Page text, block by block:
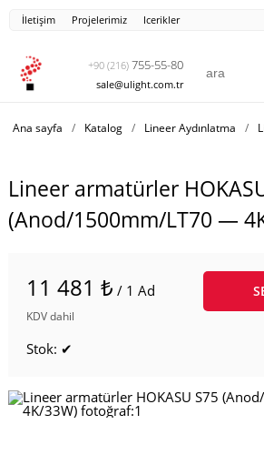
İletişim Projelerimiz Icerikler
+90 (216) 755-55-80
sale@ulight.com.tr
Ana sayfa / Katalog / Lineer Aydınlatma /
Lineer armatürler
(Anod/1500mm/LT70 —
11 481 ₺ / 1 Ad
KDV dahil
Stok: ✔